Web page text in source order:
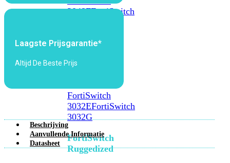
2048FFortiSwitch
3000
FortiSwitch
3032EFortiSwitch
3032G
FortiSwitch
Ruggedized
Laagste Prijsgarantie*
Altijd De Beste Prijs
Beschrijving
Aanvullende Informatie
Datasheet